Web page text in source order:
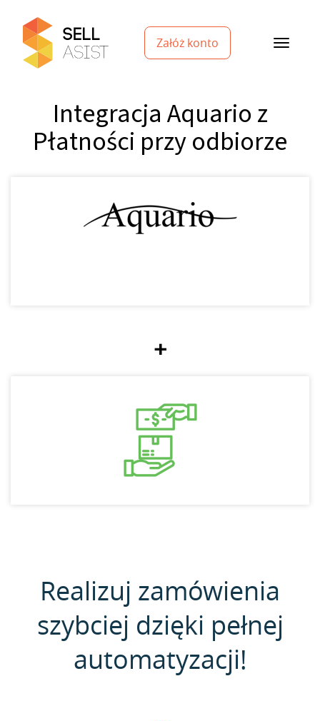
Załóż konto
Integracja Aquario z
Płatności przy odbiorze
+
Realizuj zamówienia
szybciej dzięki pełnej
automatyzacji!